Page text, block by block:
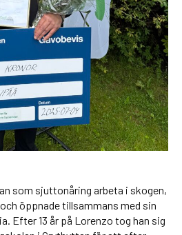
som sjuttonåring arbeta i skogen,
öppnade tillsammans med sin
Efter 13 år på Lorenzo tog han sig